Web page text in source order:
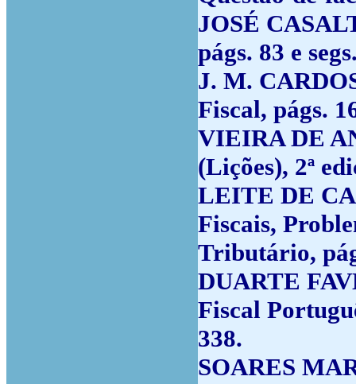
JOSÉ
págs. 83 e
J. M.
Fiscal, págs.
VIEIRA DE
(Lições), 2ª
LEITE DE
Fiscais,
Tributário,
DUARTE
Fiscal
338.
SOARES